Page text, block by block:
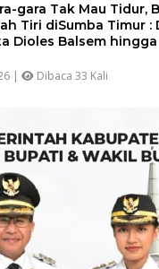
gara Tak Mau Tidur,
Tiri diSumba Timur :
Dioles Balsem
| Dibaca 33 Kali